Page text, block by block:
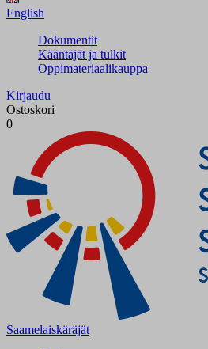
English
Dokumentit
Kääntäjät ja tulkit
Oppimateriaalikauppa
Kirjaudu
Ostoskori
0
Saamelaiskäräjät